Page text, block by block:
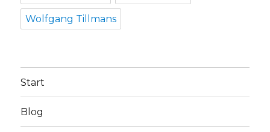
Wolfgang Tillmans
Start
Blog